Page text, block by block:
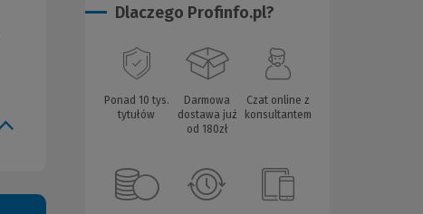
Dlaczego Profinfo.pl?
Ponad 10 tys.
tytułów
Darmowa
dostawa już
od 180zł
Czat online z
konsultantem